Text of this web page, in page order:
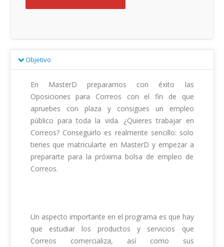
Objetivo
En MasterD preparamos con éxito las
Oposiciones para Correos con el fin de que
apruebes con plaza y consigues un empleo
público para toda la vida. ¿Quieres trabajar en
Correos? Conseguirlo es realmente sencillo: solo
tienes que matricularte en MasterD y empezar a
prepararte para la próxima bolsa de empleo de
Correos.
Un aspecto importante en el programa es que hay
que estudiar los productos y servicios que
Correos comercializa, así como sus